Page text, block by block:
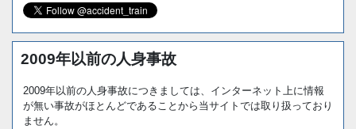
2009年以前の人身事故
2009年以前の人身事故につきましては、インターネット上に情報
が無い事故がほとんどであることから当サイトでは取り扱っており
ません。